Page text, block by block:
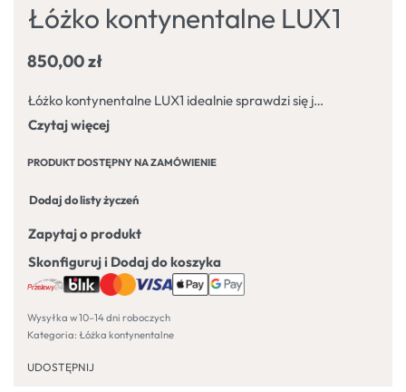
Łóżko kontynentalne LUX1
850,00zł
Łóżko kontynentalne LUX1 idealnie sprawdzi się jako łóżko do sypialni lub do pokoi hotelowych. Zaprojektowane z myślą o najbardziej wymagających klientach. Wyjątkowe połączenie modnego, ciekawego designu z wysokim poziomem komfortu. Zapewni spokojny sen oraz odpoczynek.
PRODUKT DOSTĘPNY NA ZAMÓWIENIE
Dodaj do listy życzeń
Zapytaj o produkt
Skonfiguruj i Dodaj do koszyka
Wysyłka w 10–14 dni roboczych
Kategoria: Łóżka kontynentalne
UDOSTĘPNIJ